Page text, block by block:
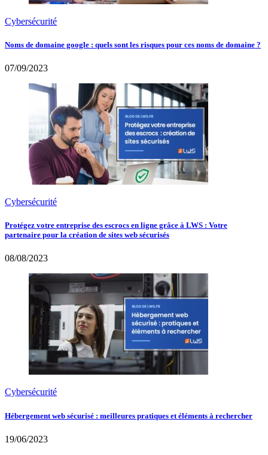
Cybersécurité
Noms de domaine google : quels sont les risques pour ces noms de domaine ?
07/09/2023
Cybersécurité
Protégez votre entreprise des escrocs en ligne grâce à LWS : Votre
partenaire pour la création de sites web sécurisés
08/08/2023
Cybersécurité
Hébergement web sécurisé : meilleures pratiques et éléments à rechercher
19/06/2023